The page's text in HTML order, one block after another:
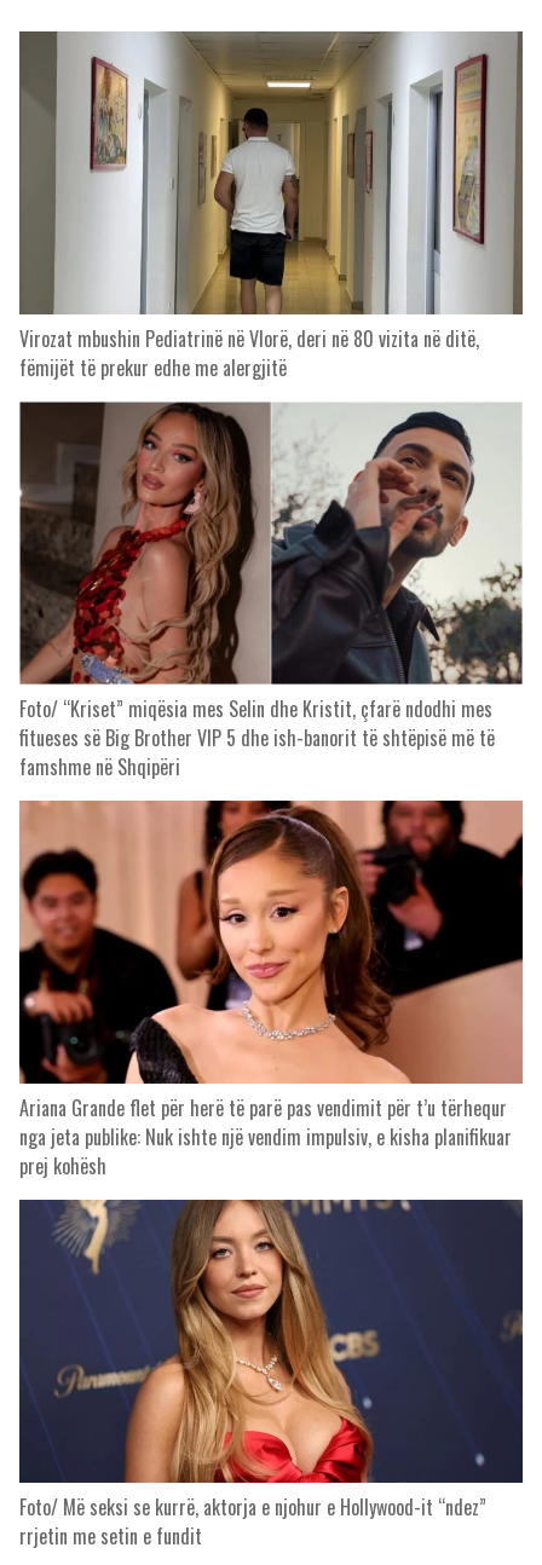
Virozat mbushin Pediatrinë në Vlorë, deri në 80 vizita në ditë,
fëmijët të prekur edhe me alergjitë
Foto/ “Kriset” miqësia mes Selin dhe Kristit, çfarë ndodhi mes
fitueses së Big Brother VIP 5 dhe ish-banorit të shtëpisë më të
famshme në Shqipëri
Ariana Grande flet për herë të parë pas vendimit për t’u tërhequr
nga jeta publike: Nuk ishte një vendim impulsiv, e kisha planifikuar
prej kohësh
Foto/ Më seksi se kurrë, aktorja e njohur e Hollywood-it “ndez”
rrjetin me setin e fundit